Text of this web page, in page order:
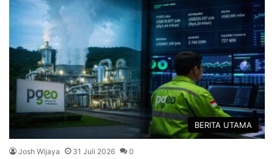
BERITA UTAMA
Josh Wijaya 31 Juli 2026 0